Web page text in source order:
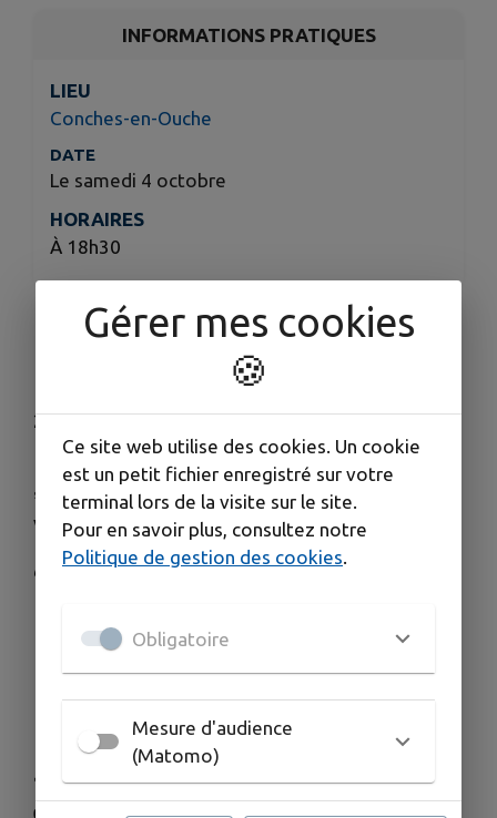
INFORMATIONS PRATIQUES
LIEU
Conches-en-Ouche
DATE
Le samedi 4 octobre
HORAIRES
À 18h30
Samedi 04 octobre 2025
📍 Salle des fêtes de Conches
⏰ Ouverture des portes : 18h30 | Début des jeux :
20h30
🍹 Buvette & restauration sur place
🎭 Une surprise attend toutes les personnes
venant costumées !
💰 Tarifs
Tombola : 2€ le ticket
🏆
À gagner :
👉 Gros lot apéro : Airfryer, robot pâtissier, etc.
Gérer mes cookies
🍪
Ce site web utilise des cookies. Un cookie
est un petit fichier enregistré sur votre
terminal lors de la visite sur le site.
Pour en savoir plus, consultez notre
Politique de gestion des cookies.
Obligatoire
Mesure d'audience
(Matomo)